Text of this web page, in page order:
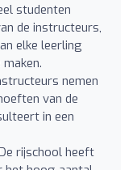
studenten
de instructeurs,
elke leerling
nemen
van de
in een
rijschool heeft